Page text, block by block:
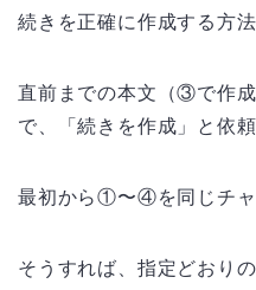
続きを正確に作成する方
直前までの本文（③で作
で、「続きを作成」と依頼
最初から①〜④を同じチャ
そうすれば、指定どおり